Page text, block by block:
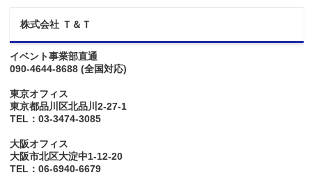
株式会社 Ｔ＆Ｔ
イベント事業部直通
090-4644-8688 (全国対応)
東京オフィス
東京都品川区北品川2-27-1
TEL：03-3474-3085
大阪オフィス
大阪市北区大淀中1-12-20
TEL：06-6940-6679